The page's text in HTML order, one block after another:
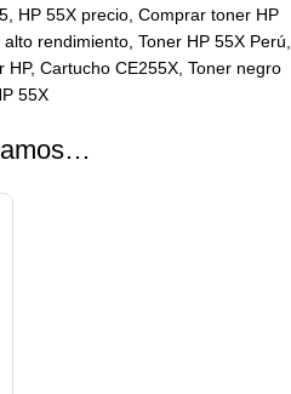
HP 55X precio, Comprar toner HP
rendimiento, Toner HP 55X Perú,
HP, Cartucho CE255X, Toner negro
55X